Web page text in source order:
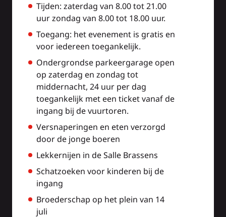
Tijden: zaterdag van 8.00 tot 21.00
uur zondag van 8.00 tot 18.00 uur.
Toegang: het evenement is gratis en
voor iedereen toegankelijk.
Ondergrondse parkeergarage open
op zaterdag en zondag tot
middernacht, 24 uur per dag
toegankelijk met een ticket vanaf de
ingang bij de vuurtoren.
Versnaperingen en eten verzorgd
door de jonge boeren
Lekkernijen in de Salle Brassens
Schatzoeken voor kinderen bij de
ingang
Broederschap op het plein van 14
juli